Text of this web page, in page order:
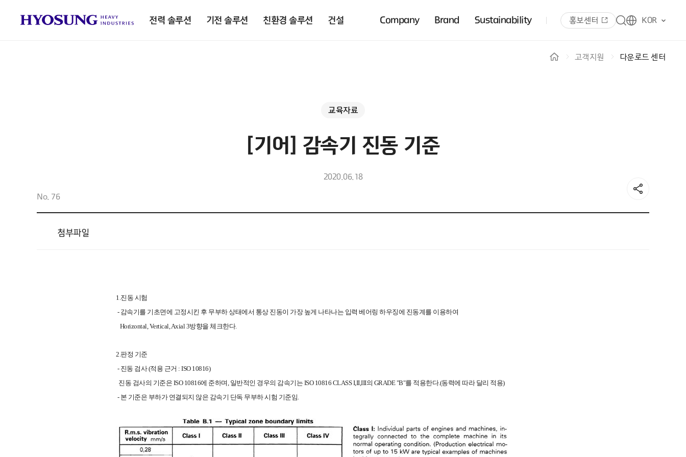
전력 솔루션 기전 솔루션 친환경 솔루션 건설 Company Brand Sustainability 홍보센터 KOR
고객지원 다운로드 센터
교육자료
[기어] 감속기 진동 기준
2020.06.18
No. 76
첨부파일
1.진동 시험
- 감속기를 기초면에 고정시킨 후 무부하 상태에서 통상 진동이 가장 높게 나타나는 입력 베어링 하우징에 진동계를 이용하여
Horizontal, Vertical, Axial 3방향을 체크한다.
2.판정 기준
- 진동 검사 (적용 근거 : ISO 10816)
진동 검사의 기준은 ISO 10816에 준하며, 일반적인 경우의 감속기는 ISO 10816 CLASS I,II,III의 GRADE "B"를 적용한다.(동력에 따라 달리 적용)
- 본 기준은 부하가 연결되지 않은 감속기 단독 무부하 시험 기준임.